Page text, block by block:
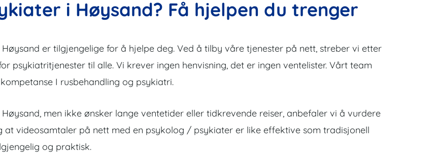
i Høysand? Få hjelpen du trenger
er tilgjengelige for å hjelpe deg. Ved å tilby våre tjenester på nett, streber vi etter
til alle. Vi krever ingen henvisning, det er ingen ventelister. Vårt team
I rusbehandling og psykiatri.
men ikke ønsker lange ventetider eller tidkrevende reiser, anbefaler vi å vurdere
at videosamtaler på nett med en psykolog / psykiater er like effektive som tradisjonell
og praktisk.